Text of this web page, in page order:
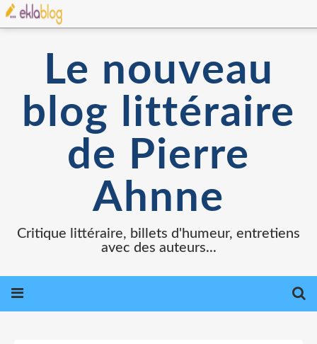
Le nouveau
blog littéraire
de Pierre
Ahnne
Critique littéraire, billets d'humeur, entretiens
avec des auteurs...